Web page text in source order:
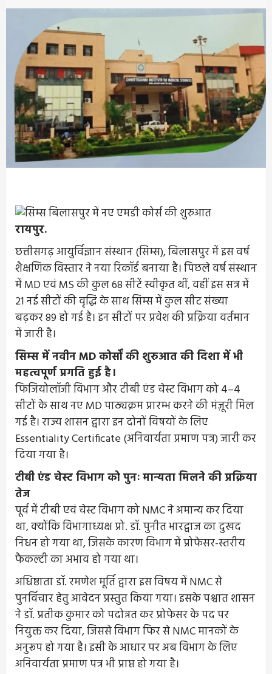
रायपुर.
छत्तीसगढ़ आयुर्विज्ञान संस्थान (सिम्स), बिलासपुर में इस वर्ष
शैक्षणिक विस्तार ने नया रिकॉर्ड बनाया है। पिछले वर्ष संस्थान
में MD एवं MS की कुल 68 सीटें स्वीकृत थीं, वहीं इस सत्र में
21 नई सीटों की वृद्धि के साथ सिम्स में कुल सीट संख्या
बढ़कर 89 हो गई है। इन सीटों पर प्रवेश की प्रक्रिया वर्तमान
में जारी है।
सिम्स में नवीन MD कोर्सों की शुरुआत की दिशा में भी
महत्वपूर्ण प्रगति हुई है।
फिजियोलॉजी विभाग और टीबी एंड चेस्ट विभाग को 4–4
सीटों के साथ नए MD पाठ्यक्रम प्रारम्भ करने की मंज़ूरी मिल
गई है। राज्य शासन द्वारा इन दोनों विषयों के लिए
Essentiality Certificate (अनिवार्यता प्रमाण पत्र) जारी कर
दिया गया है।
टीबी एंड चेस्ट विभाग को पुनः मान्यता मिलने की प्रक्रिया
तेज
पूर्व में टीबी एवं चेस्ट विभाग को NMC ने अमान्य कर दिया
था, क्योंकि विभागाध्यक्ष प्रो. डॉ. पुनीत भारद्वाज का दुखद
निधन हो गया था, जिसके कारण विभाग में प्रोफेसर-स्तरीय
फैकल्टी का अभाव हो गया था।
अधिष्ठाता डॉ. रमणेश मूर्ति द्वारा इस विषय में NMC से
पुनर्विचार हेतु आवेदन प्रस्तुत किया गया। इसके पश्चात शासन
ने डॉ. प्रतीक कुमार को पदोन्नत कर प्रोफेसर के पद पर
नियुक्त कर दिया, जिससे विभाग फिर से NMC मानकों के
अनुरूप हो गया है। इसी के आधार पर अब विभाग के लिए
अनिवार्यता प्रमाण पत्र भी प्राप्त हो गया है।